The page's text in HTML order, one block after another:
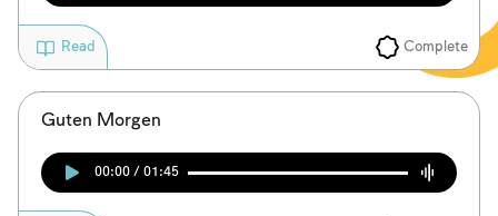
Complete
Read
Guten Morgen
00:00 / 01:45